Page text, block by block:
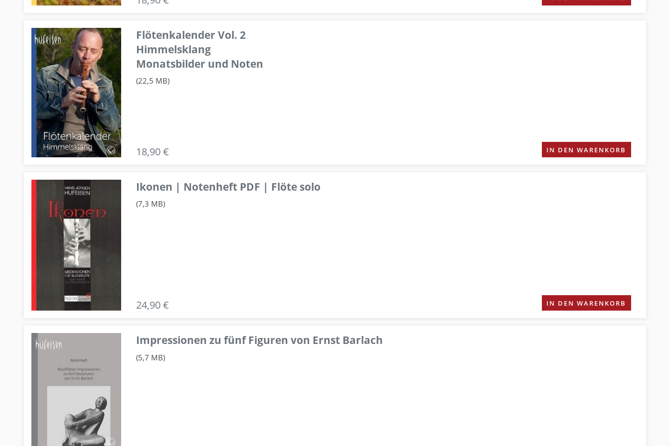
Flötenkalender Vol. 2
Himmelsklang
Monatsbilder und Noten
(22,5 MB)
18,90 € IN DEN WARENKORB
Ikonen | Notenheft PDF | Flöte solo
(7,3 MB)
24,90 € IN DEN WARENKORB
Impressionen zu fünf Figuren von Ernst Barlach
(5,7 MB)